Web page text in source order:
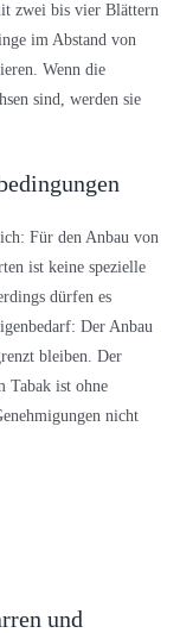
zwei bis vier Blättern
im Abstand von
Wenn die
sind, werden sie
Für den Anbau von
ist keine spezielle
dürfen es
Der Anbau
bleiben. Der
Tabak ist ohne
nicht
und